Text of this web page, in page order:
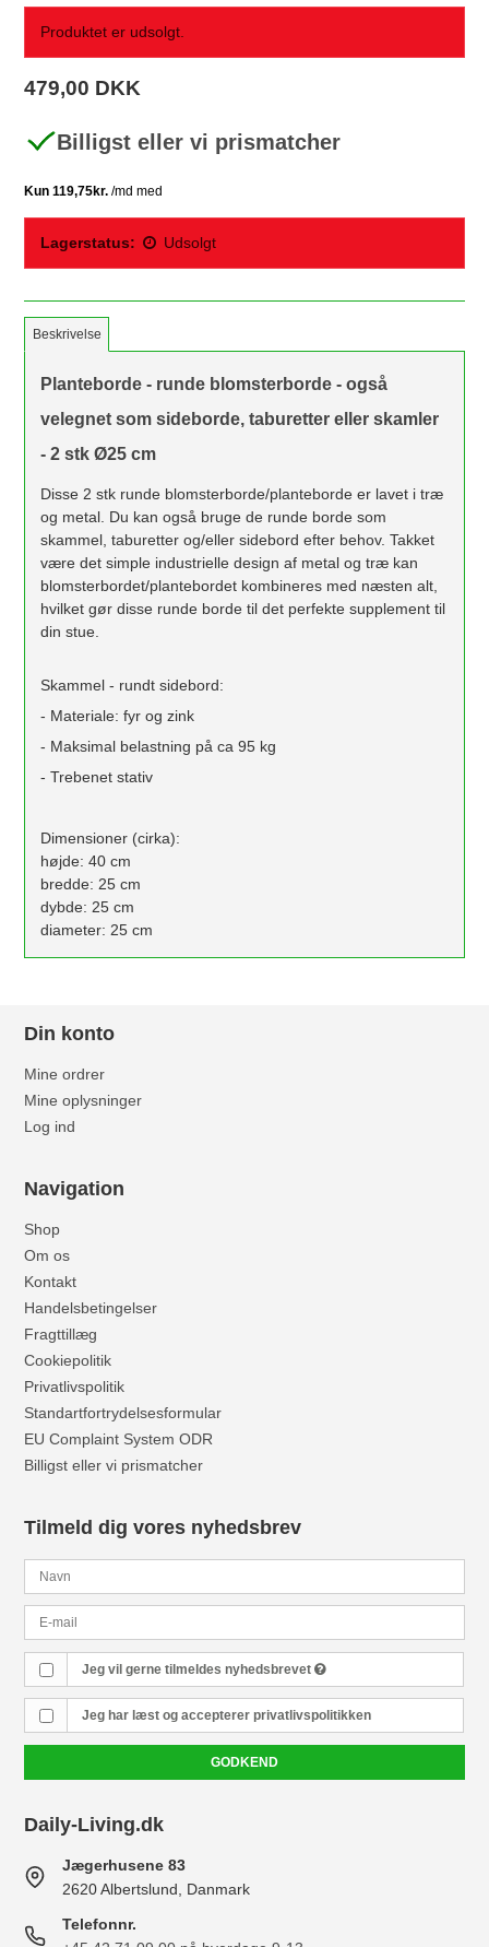
Produktet er udsolgt.
479,00 DKK
Billigst eller vi prismatcher
Lagerstatus: Udsolgt
Beskrivelse
Planteborde - runde blomsterborde - også
velegnet som sideborde, taburetter eller skamler
- 2 stk Ø25 cm
Disse 2 stk runde blomsterborde/planteborde er lavet i træ
og metal. Du kan også bruge de runde borde som
skammel, taburetter og/eller sidebord efter behov. Takket
være det simple industrielle design af metal og træ kan
blomsterbordet/plantebordet kombineres med næsten alt,
hvilket gør disse runde borde til det perfekte supplement til
din stue.
Skammel - rundt sidebord:
- Materiale: fyr og zink
- Maksimal belastning på ca 95 kg
- Trebenet stativ
Dimensioner (cirka):
højde: 40 cm
bredde: 25 cm
dybde: 25 cm
diameter: 25 cm
Din konto
Mine ordrer
Mine oplysninger
Log ind
Navigation
Shop
Om os
Kontakt
Handelsbetingelser
Fragttillæg
Cookiepolitik
Privatlivspolitik
Standartfortrydelsesformular
EU Complaint System ODR
Billigst eller vi prismatcher
Tilmeld dig vores nyhedsbrev
Jeg vil gerne tilmeldes nyhedsbrevet
Jeg har læst og accepterer privatlivspolitikken
GODKEND
Daily-Living.dk
Jægerhusene 83
2620 Albertslund, Danmark
Telefonnr.